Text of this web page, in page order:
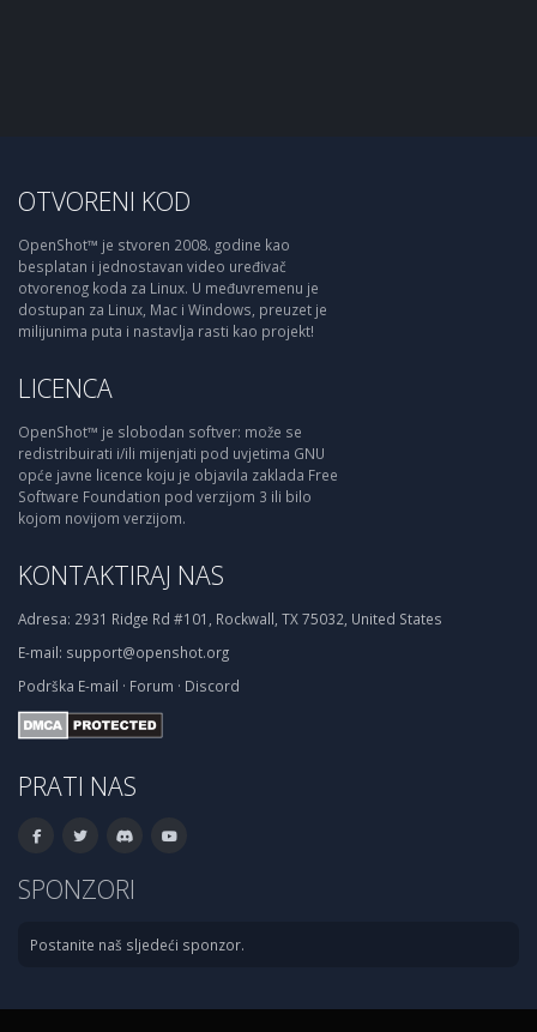
OTVORENI KOD
OpenShot™ je stvoren 2008. godine kao
besplatan i jednostavan video uređivač
otvorenog koda za Linux. U međuvremenu je
dostupan za Linux, Mac i Windows, preuzet je
milijunima puta i nastavlja rasti kao projekt!
LICENCA
OpenShot™ je slobodan softver: može se
redistribuirati i/ili mijenjati pod uvjetima GNU
opće javne licence koju je objavila zaklada Free
Software Foundation pod verzijom 3 ili bilo
kojom novijom verzijom.
KONTAKTIRAJ NAS
Adresa: 2931 Ridge Rd #101, Rockwall, TX 75032, United States
E-mail: support@openshot.org
Podrška E-mail · Forum · Discord
PRATI NAS
SPONZORI
Postanite naš sljedeći sponzor.